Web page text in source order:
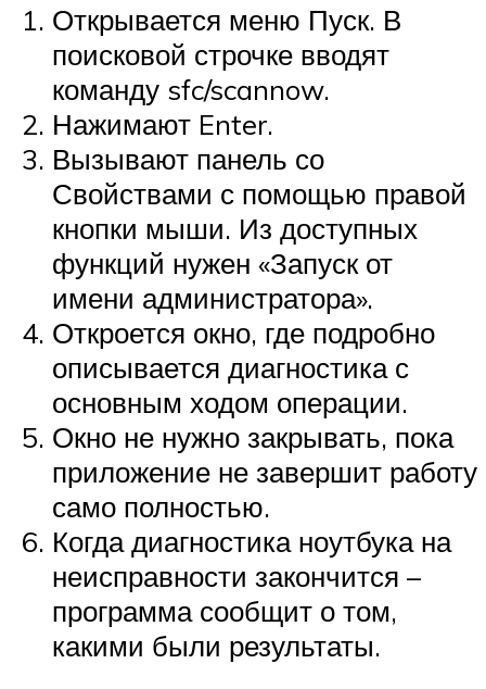
Открывается меню Пуск. В
поисковой строчке вводят
команду sfc/scannow.
Нажимают Enter.
Вызывают панель со
Свойствами с помощью правой
кнопки мыши. Из доступных
функций нужен «Запуск от
имени администратора».
Откроется окно, где подробно
описывается диагностика с
основным ходом операции.
Окно не нужно закрывать, пока
приложение не завершит работу
само полностью.
Когда диагностика ноутбука на
неисправности закончится –
программа сообщит о том,
какими были результаты.